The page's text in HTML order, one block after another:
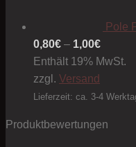
Pole
0,80€ – 1,00€
0,80€
1,00€
Enthält 19% MwSt.
zzgl. Versand
Lieferzeit: ca. 3-4
Produktbewertungen